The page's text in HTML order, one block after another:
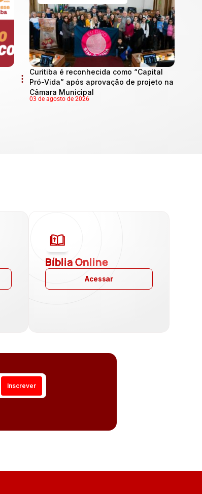
Curitiba é reconhecida como “Capital
Pró-Vida” após aprovação de projeto na
Câmara Municipal
03 de agosto de 2026
Bíblia Online
Acessar